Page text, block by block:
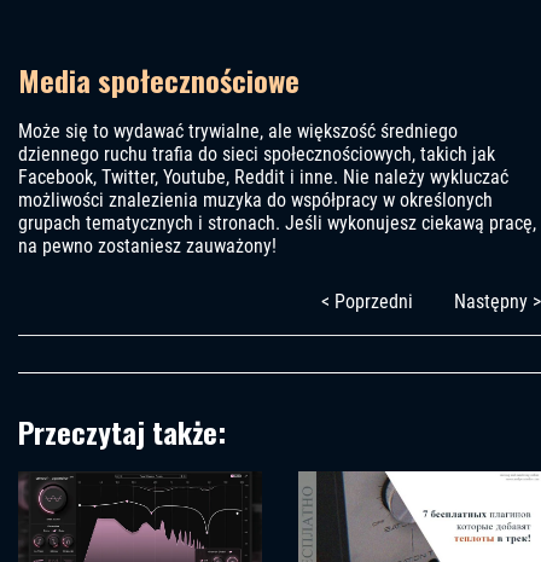
Media społecznościowe
Może się to wydawać trywialne, ale większość średniego
dziennego ruchu trafia do sieci społecznościowych, takich jak
Facebook, Twitter, Youtube, Reddit i inne. Nie należy wykluczać
możliwości znalezienia muzyka do współpracy w określonych
grupach tematycznych i stronach. Jeśli wykonujesz ciekawą pracę,
na pewno zostaniesz zauważony!
< Poprzedni Następny >
Przeczytaj także: